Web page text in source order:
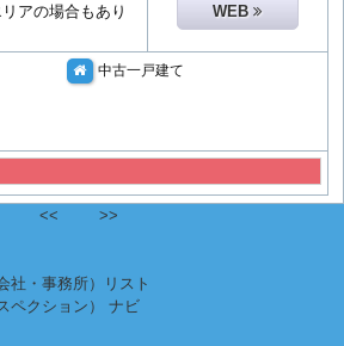
アの場合もあり
WEB
中古一戸建て
<<
>>
社・事務所）リスト
ペクション） ナビ